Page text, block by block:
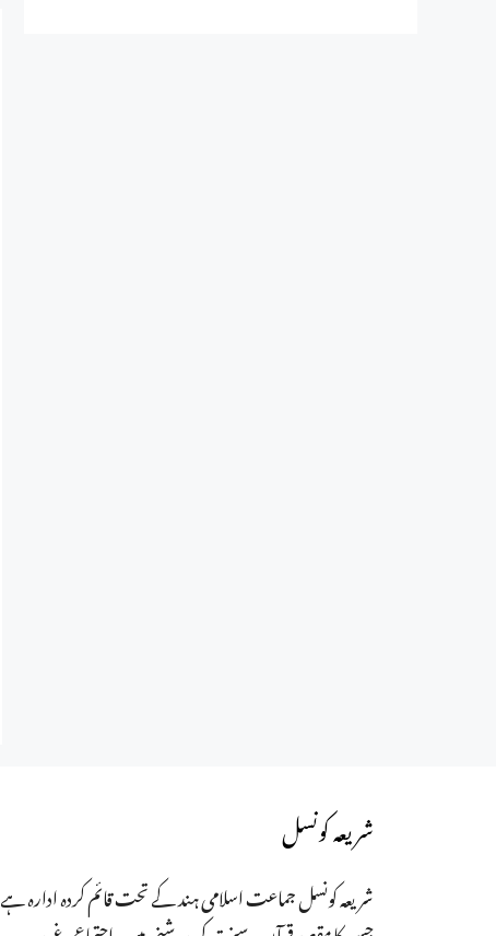
شریعہ کونسل
شریعہ کونسل جماعت اسلامی ہند کے تحت قائم کردہ ادارہ ہے